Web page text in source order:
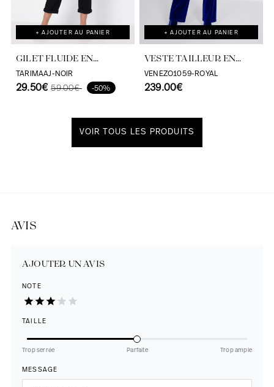
+ AJOUTER AU PANIER
GILET FLUIDE EN
VISCOSE ELASTHANNE
AIRJET
TARIMAAJ-NOIR
29.50€ 59.00€ -50%
+ AJOUTER AU PANIER
VESTE TAILLEUR EN
VELOURS
VENEZO1059-ROYAL
239.00€
VOIR TOUS LES PRODUITS
AVIS
AJOUTER UN AVIS
NOTE
TAILLE
Trop serrée Parfaite Trop ample
MESSAGE